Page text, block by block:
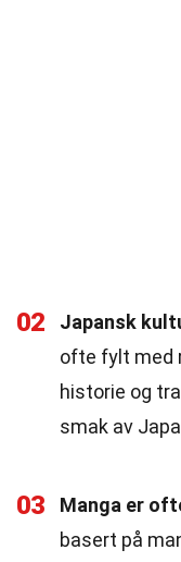
02 Japansk
ofte fylt med
historie og
smak av
03 Manga er
basert på